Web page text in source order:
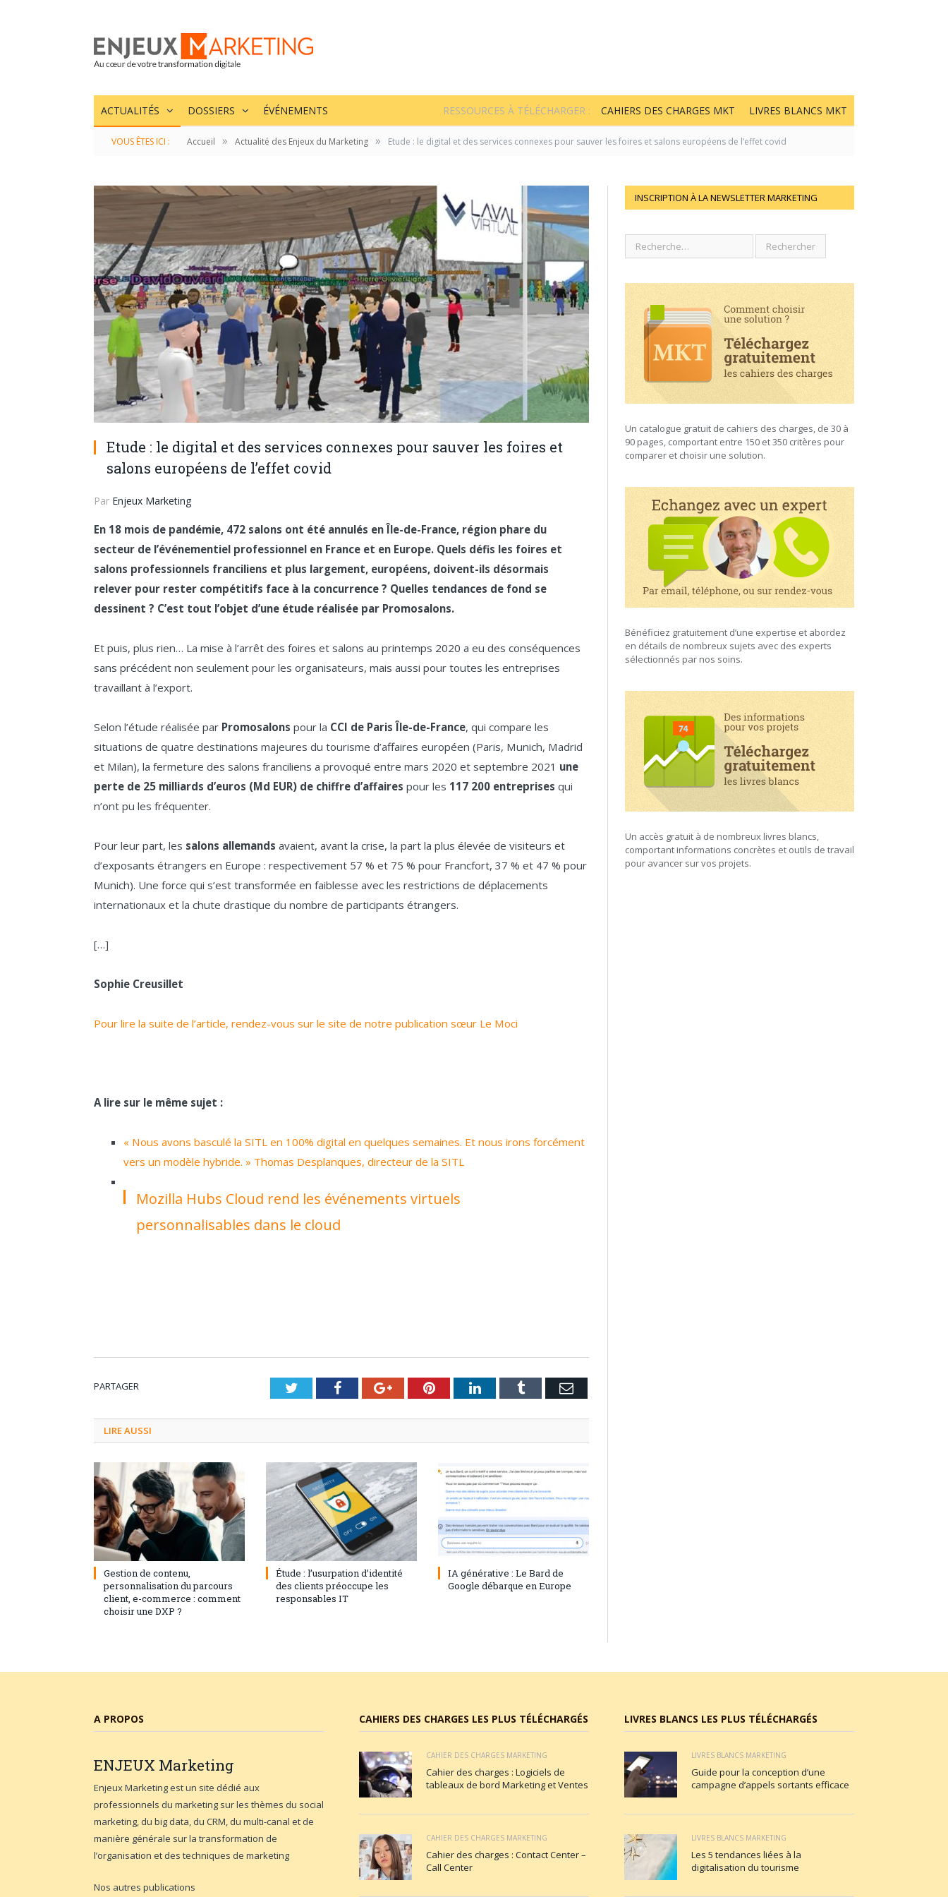
ACTUALITÉS DOSSIERS ÉVÉNEMENTS LIVRES BLANCS MKT
CAHIERS DES CHARGES MKT
RESSOURCES À TÉLÉCHARGER :
VOUS ÊTES ICI : Accueil » Actualité des Enjeux du Marketing » Etude : le digital et des services connexes pour sauver les foires et salons européens de l’effet covid
Etude : le digital et des services connexes pour sauver les foires et
salons européens de l’effet covid
Par Enjeux Marketing
En 18 mois de pandémie, 472 salons ont été annulés en Île-de-France, région phare du
secteur de l’événementiel professionnel en France et en Europe. Quels défis les foires et
salons professionnels franciliens et plus largement, européens, doivent-ils désormais
relever pour rester compétitifs face à la concurrence ? Quelles tendances de fond se
dessinent ? C’est tout l’objet d’une étude réalisée par Promosalons.
Et puis, plus rien… La mise à l’arrêt des foires et salons au printemps 2020 a eu des conséquences
sans précédent non seulement pour les organisateurs, mais aussi pour toutes les entreprises
travaillant à l’export.
Selon l’étude réalisée par Promosalons pour la CCI de Paris Île-de-France, qui compare les
situations de quatre destinations majeures du tourisme d’affaires européen (Paris, Munich, Madrid
et Milan), la fermeture des salons franciliens a provoqué entre mars 2020 et septembre 2021 une
perte de 25 milliards d’euros (Md EUR) de chiffre d’affaires pour les 117 200 entreprises qui
n’ont pu les fréquenter.
Pour leur part, les salons allemands avaient, avant la crise, la part la plus élevée de visiteurs et
d’exposants étrangers en Europe : respectivement 57 % et 75 % pour Francfort, 37 % et 47 % pour
Munich). Une force qui s’est transformée en faiblesse avec les restrictions de déplacements
internationaux et la chute drastique du nombre de participants étrangers.
[…]
Sophie Creusillet
Pour lire la suite de l’article, rendez-vous sur le site de notre publication sœur Le Moci
A lire sur le même sujet :
« Nous avons basculé la SITL en 100% digital en quelques semaines. Et nous irons forcément
vers un modèle hybride. » Thomas Desplanques, directeur de la SITL
Mozilla Hubs Cloud rend les événements virtuels
personnalisables dans le cloud
PARTAGER TwitterFacebookGoogle+PinterestLinkedInTumblr Email
LIRE AUSSI
3 septembre 2024
Gestion de contenu,
personnalisation du parcours
client, e-commerce : comment
choisir une DXP ?
1 août 2023 0
Étude : l’usurpation d’identité
des clients préoccupe les
responsables IT
28 juillet 2023 0
IA générative : Le Bard de
Google débarque en Europe
INSCRIPTION À LA NEWSLETTER MARKETING
Un catalogue gratuit de cahiers des charges, de 30 à
90 pages, comportant entre 150 et 350 critères pour
comparer et choisir une solution.
Bénéficiez gratuitement d’une expertise et abordez
en détails de nombreux sujets avec des experts
sélectionnés par nos soins.
Un accès gratuit à de nombreux livres blancs,
comportant informations concrètes et outils de travail
pour avancer sur vos projets.
A PROPOS
ENJEUX Marketing
Enjeux Marketing est un site dédié aux
professionnels du marketing sur les thèmes du social
marketing, du big data, du CRM, du multi-canal et de
manière générale sur la transformation de
l’organisation et des techniques de marketing
Nos autres publications
CAHIERS DES CHARGES LES PLUS TÉLÉCHARGÉS
CAHIER DES CHARGES MARKETING
Cahier des charges : Logiciels de
tableaux de bord Marketing et Ventes
CAHIER DES CHARGES MARKETING
Cahier des charges : Contact Center –
Call Center
LIVRES BLANCS LES PLUS TÉLÉCHARGÉS
LIVRES BLANCS MARKETING
Guide pour la conception d’une
campagne d’appels sortants efficace
LIVRES BLANCS MARKETING
Les 5 tendances liées à la
digitalisation du tourisme